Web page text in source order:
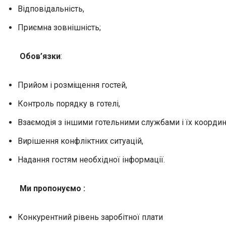
Відповідальність,
Приємна зовнішність;
Обов’язки:
Прийом і розміщення гостей,
Контроль порядку в готелі,
Взаємодія з іншими готельними службами і їх
Вирішення конфліктних ситуацій,
Надання гостям необхідної інформації.
Ми пропонуємо :
Конкурентний рівень заробітної плати